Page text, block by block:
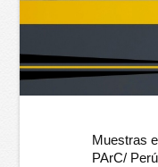
Muestras
PArC/